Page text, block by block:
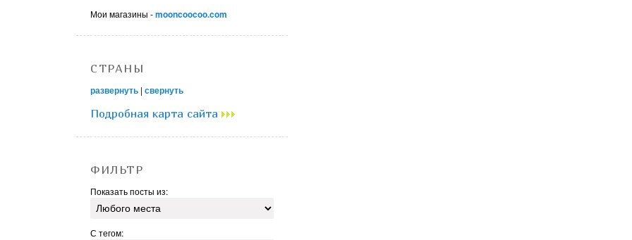
Мои магазины -mooncoocoo.com
СТРАНЫ
развернуть | свернуть
Подробная карта сайта
ФИЛЬТР
Показать посты из:
С тегом: